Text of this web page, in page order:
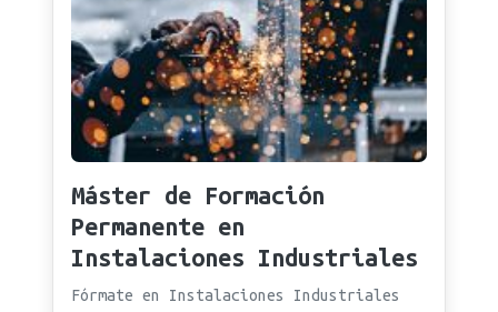
Máster de Formación
Permanente en
Instalaciones Industriales
Fórmate en Instalaciones Industriales